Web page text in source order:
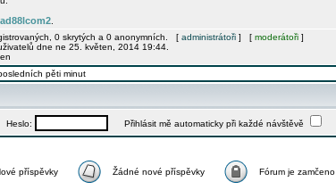
ad88lcom2
0 skrytých a 0 anonymních. [ administrátoři ] [ moderátoři ]
dne ne 25. květen, 2014 19:44.
pěti minut
Heslo: Přihlásit mě automaticky při každé návštěvě
příspěvky Žádné nové příspěvky Fórum je zamčeno